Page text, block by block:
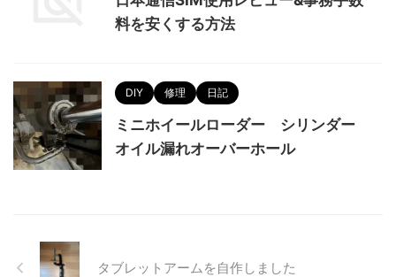
料を安くする方法
DIY 修理 日記
ミニホイールローダー シリンダー
オイル漏れオーバーホール
タブレットアームを自作しました